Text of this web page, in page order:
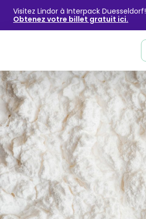
Visitez Lindor à Interpack Duesseldorf!
Obtenez votre billet gratuit ici.